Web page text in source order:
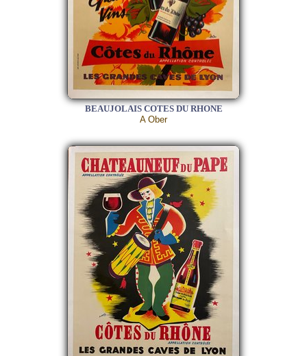
BEAUJOLAIS COTES DU RHONE
A Ober